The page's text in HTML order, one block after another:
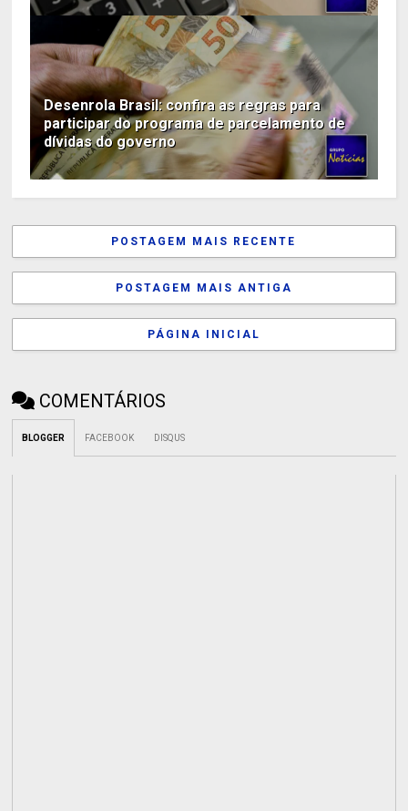
Desenrola Brasil: confira as regras para
participar do programa de parcelamento de
dívidas do governo
POSTAGEM MAIS RECENTE
POSTAGEM MAIS ANTIGA
PÁGINA INICIAL
COMENTÁRIOS
BLOGGER FACEBOOK DISQUS